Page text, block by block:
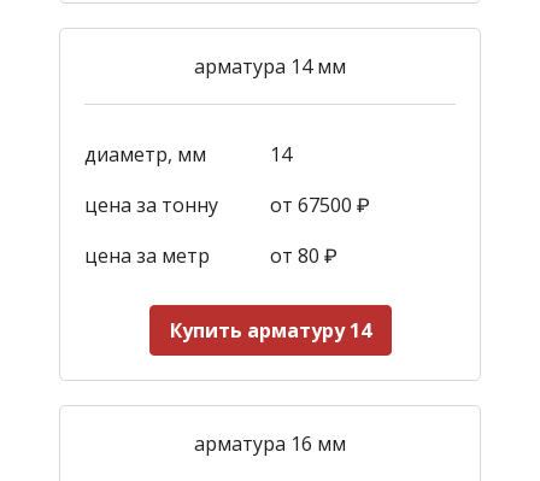
арматура 14 мм
диаметр, мм
14
цена за тонну
от 67500 ₽
цена за метр
от 80 ₽
Купить арматуру 14
арматура 16 мм